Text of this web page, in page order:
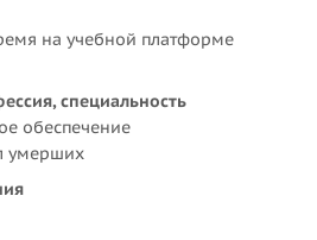
на учебной платформе
специальность
обеспечение
умерших